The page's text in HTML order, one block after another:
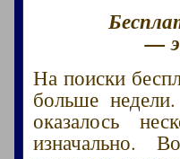
—
На поиски
больше
оказалось
изначально.